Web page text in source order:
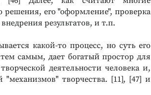
ре​шения, его "оформление", проверка
результатов, и т.п.
какой-то процесс, но суть его
самым, дает богатый простор для
деятельности человека и,
"механизмов" творчества. [11], [47] и